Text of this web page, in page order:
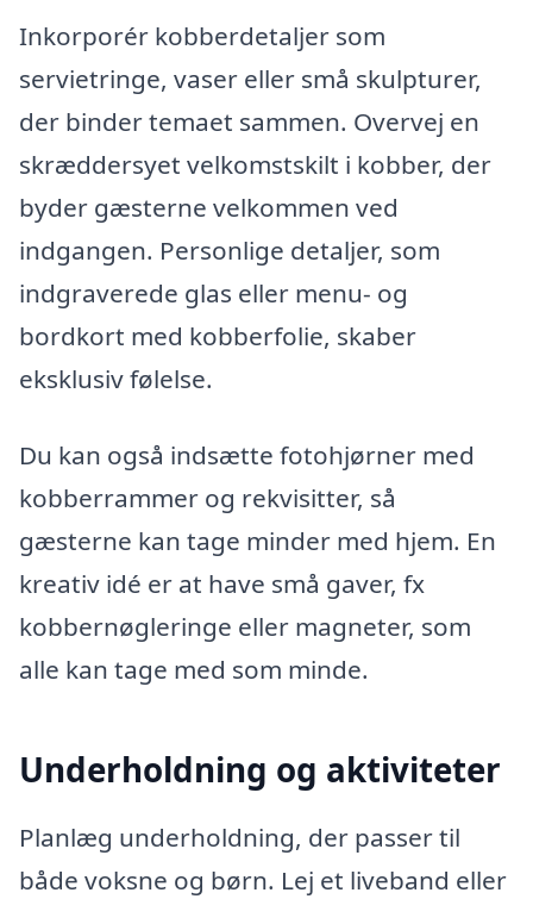
Inkorporér kobberdetaljer som
servietringe, vaser eller små skulpturer,
der binder temaet sammen. Overvej en
skræddersyet velkomstskilt i kobber, der
byder gæsterne velkommen ved
indgangen. Personlige detaljer, som
indgraverede glas eller menu- og
bordkort med kobberfolie, skaber
eksklusiv følelse.
Du kan også indsætte fotohjørner med
kobberrammer og rekvisitter, så
gæsterne kan tage minder med hjem. En
kreativ idé er at have små gaver, fx
kobbernøgleringe eller magneter, som
alle kan tage med som minde.
Underholdning og aktiviteter
Planlæg underholdning, der passer til
både voksne og børn. Lej et liveband eller